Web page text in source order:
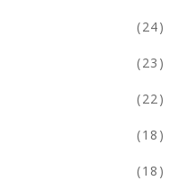
(24)
(23)
(22)
(18)
(18)